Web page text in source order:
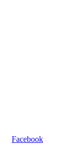
Facebook